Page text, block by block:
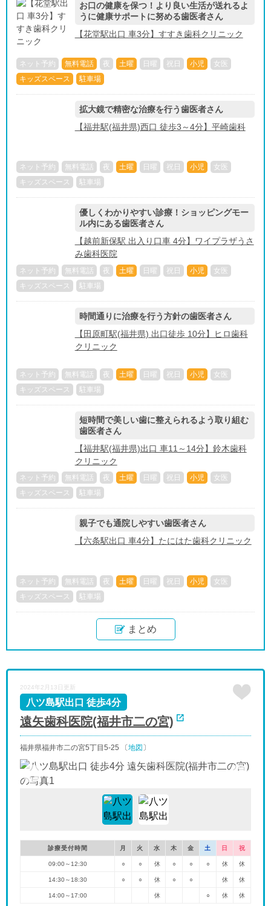
お口の健康を保つ！より良い生活が送れるよ
うに健康サポートに努める歯医者さん
【花堂駅出口 車3分】すすき歯科クリニック
ネット予約 無料電話 夜 土曜 日曜 祝日 小児
女医
キッズスペース
駐車場
拡大鏡で精密な治療を行う歯医者さん
【福井駅(福井県)西口 徒歩3～4分】平崎歯科
ネット予約 無料電話 夜 土曜 日曜 祝日 小児
女医
キッズスペース
駐車場
優しくわかりやすい診療！ショッピングモー
ル内にある歯医者さん
【越前新保駅 出入り口車 4分】ワイプラザうさ
み歯科医院
ネット予約 無料電話 夜 土曜 日曜 祝日 小児
女医
キッズスペース
駐車場
時間通りに治療を行う方針の歯医者さん
【田原町駅(福井県) 出口徒歩 10分】ヒロ歯科
クリニック
ネット予約 無料電話 夜 土曜 日曜 祝日 小児
女医
キッズスペース
駐車場
短時間で美しい歯に整えられるよう取り組む
歯医者さん
【福井駅(福井県)出口 車11～14分】鈴木歯科
クリニック
ネット予約 無料電話 夜 土曜 日曜 祝日 小児
女医
キッズスペース
駐車場
親子でも通院しやすい歯医者さん
【六条駅出口 車4分】たにはた歯科クリニック
ネット予約 無料電話 夜 土曜 日曜 祝日 小児
女医
キッズスペース
駐車場
まとめ
2024年2月13日更新
遠矢歯科医院(福井市二の宮)
八ツ島駅出口 徒歩4分
福井県福井市二の宮5丁目5-25 〔地図〕
診療受付時間 月 火 水 木 金 土 日 祝
09:00～12:30 ○ ○ 休 ○ ○ ○ 休 休
14:30～18:30 ○ ○ 休 ○ ○ 休 休
14:00～17:00 休 ○ 休 休